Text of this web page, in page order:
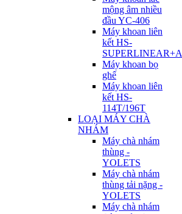
mộng âm nhiều
đầu YC-406
Máy khoan liên
kết HS-
SUPERLINEAR+A
Máy khoan bọ
ghế
Máy khoan liên
kết HS-
114T/196T
LOẠI MÁY CHÀ
NHÁM
Máy chà nhám
thùng -
YOLETS
Máy chà nhám
thùng tải nặng -
YOLETS
Máy chà nhám